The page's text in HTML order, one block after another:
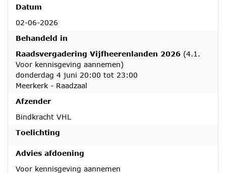
Datum
02-06-2026
Behandeld in
Raadsvergadering Vijfheerenlanden 2026 (4.1.
Voor kennisgeving aannemen)
donderdag 4 juni 20:00 tot 23:00
Meerkerk - Raadzaal
Afzender
Bindkracht VHL
Toelichting
Advies afdoening
Voor kennisgeving aannemen